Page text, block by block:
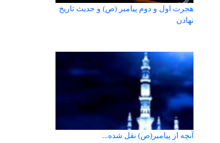
هجرت اول و دوم پیامبر (ص) و حدیث تاریخ
نهادن
آنچه از پیامبر(ص) نقل شده...